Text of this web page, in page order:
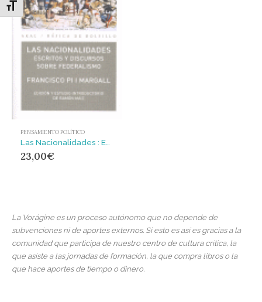
Alternar tamaño de letra
PENSAMIENTO POLÍTICO
23,00€
La Vorágine es un proceso autónomo que no depende de
subvenciones ni de aportes externos. Si esto es así es gracias a la
comunidad que participa de nuestro centro de cultura crítica, la
que asiste a las jornadas de formación, la que compra libros o la
que hace aportes de tiempo o dinero.